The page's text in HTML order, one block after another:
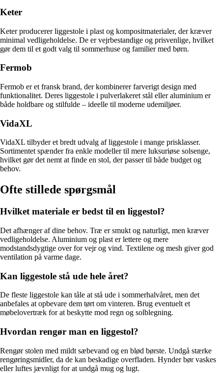
Keter
Keter producerer liggestole i plast og kompositmaterialer, der kræver
minimal vedligeholdelse. De er vejrbestandige og prisvenlige, hvilket
gør dem til et godt valg til sommerhuse og familier med børn.
Fermob
Fermob er et fransk brand, der kombinerer farverigt design med
funktionalitet. Deres liggestole i pulverlakeret stål eller aluminium er
både holdbare og stilfulde – ideelle til moderne udemiljøer.
VidaXL
VidaXL tilbyder et bredt udvalg af liggestole i mange prisklasser.
Sortimentet spænder fra enkle modeller til mere luksuriøse solsenge,
hvilket gør det nemt at finde en stol, der passer til både budget og
behov.
Ofte stillede spørgsmål
Hvilket materiale er bedst til en liggestol?
Det afhænger af dine behov. Træ er smukt og naturligt, men kræver
vedligeholdelse. Aluminium og plast er lettere og mere
modstandsdygtige over for vejr og vind. Textilene og mesh giver god
ventilation på varme dage.
Kan liggestole stå ude hele året?
De fleste liggestole kan tåle at stå ude i sommerhalvåret, men det
anbefales at opbevare dem tørt om vinteren. Brug eventuelt et
møbelovertræk for at beskytte mod regn og solblegning.
Hvordan rengør man en liggestol?
Rengør stolen med mildt sæbevand og en blød børste. Undgå stærke
rengøringsmidler, da de kan beskadige overfladen. Hynder bør vaskes
eller luftes jævnligt for at undgå mug og lugt.